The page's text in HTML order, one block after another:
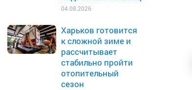
04.08.2026
Харьков готовится
к сложной зиме и
рассчитывает
стабильно пройти
отопительный
сезон